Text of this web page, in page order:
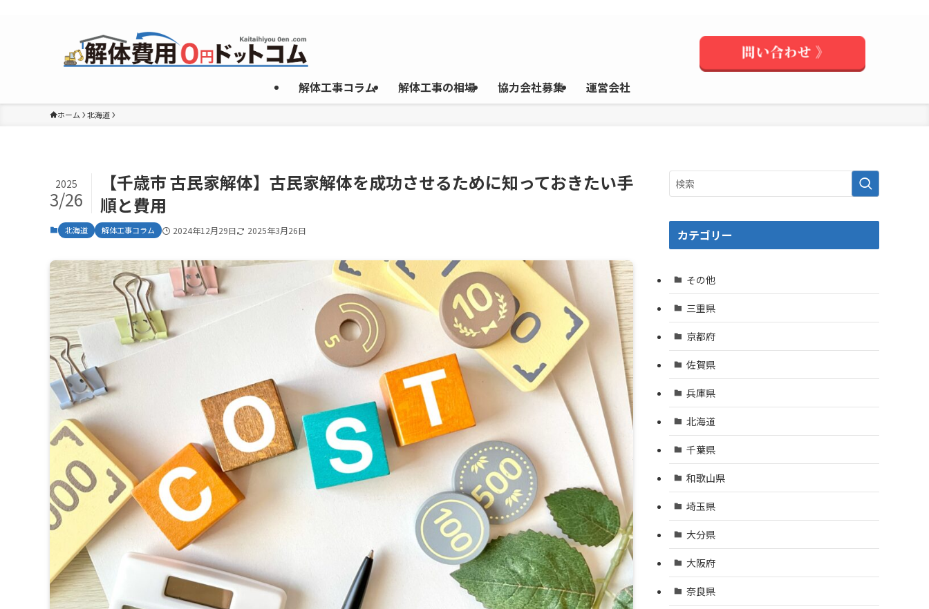
解体工事コラム 解体工事の相場 協力会社募集 運営会社
ホーム 北海道
【千歳市 古民家解体】古民家解体を成功させるために知っておきたい手
順と費用
2025
3/26
北海道 解体工事コラム 2024年12月29日 2025年3月26日 カテゴリー
その他
三重県
京都府
佐賀県
兵庫県
北海道
千葉県
和歌山県
埼玉県
大分県
大阪府
奈良県